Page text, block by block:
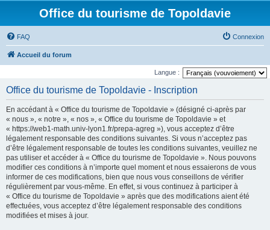
Office du tourisme de Topoldavie
FAQ Connexion
Accueil du forum
Langue :
Office du tourisme de Topoldavie - Inscription
En accédant à « Office du tourisme de Topoldavie » (désigné ci-après par
« nous », « notre », « nos », « Office du tourisme de Topoldavie » et
« https://web1-math.univ-lyon1.fr/prepa-agreg »), vous acceptez d’être
légalement responsable des conditions suivantes. Si vous n’acceptez pas
d’être légalement responsable de toutes les conditions suivantes, veuillez ne
pas utiliser et accéder à « Office du tourisme de Topoldavie ». Nous pouvons
modifier ces conditions à n’importe quel moment et nous essaierons de vous
informer de ces modifications, bien que nous vous conseillons de vérifier
régulièrement par vous-même. En effet, si vous continuez à participer à
« Office du tourisme de Topoldavie » après que des modifications aient été
effectuées, vous acceptez d’être légalement responsable des conditions
modifiées et mises à jour.